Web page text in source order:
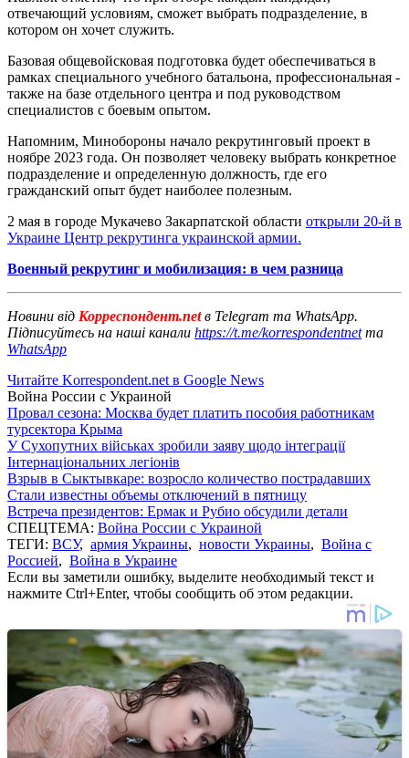
отвечающий условиям, сможет выбрать подразделение, в
котором он хочет служить.
Базовая общевойсковая подготовка будет обеспечиваться в
рамках специального учебного батальона, профессиональная -
также на базе отдельного центра и под руководством
специалистов с боевым опытом.
Напомним, Минобороны начало рекрутинговый проект в
ноябре 2023 года. Он позволяет человеку выбрать конкретное
подразделение и определенную должность, где его
гражданский опыт будет наиболее полезным.
2 мая в городе Мукачево Закарпатской области открыли 20-й в
Украине Центр рекрутинга украинской армии.
Военный рекрутинг и мобилизация: в чем разница
Новини від Корреспондент.netв Telegram та WhatsApp.
Підписуйтесь на наші канали https://t.me/korrespondentnetта
WhatsApp
Читайте Korrespondent.net в Google News
Война России с Украиной
Провал сезона: Москва будет платить пособия работникам
турсектора Крыма
У Сухопутних військах зробили заяву щодо інтеграції
Інтернаціональних легіонів
Взрыв в Сыктывкаре: возросло количество пострадавших
Стали известны объемы отключений в пятницу
Встреча президентов: Ермак и Рубио обсудили детали
СПЕЦТЕМА: Война России с Украиной
ТЕГИ: ВСУ, армия Украины, новости Украины, Война с
Россией, Война в Украине
Если вы заметили ошибку, выделите необходимый текст и
нажмите Ctrl+Enter, чтобы сообщить об этом редакции.